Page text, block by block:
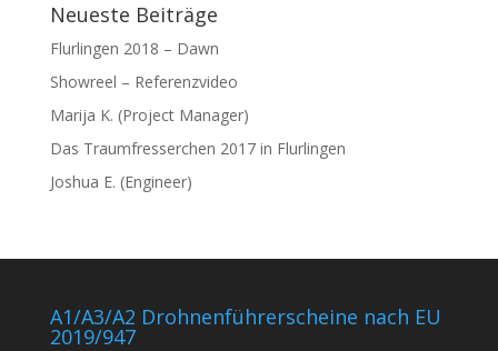
Neueste Beiträge
Flurlingen 2018 – Dawn
Showreel – Referenzvideo
Marija K. (Project Manager)
Das Traumfresserchen 2017 in Flurlingen
Joshua E. (Engineer)
A1/A3/A2 Drohnenführerscheine nach EU
2019/947